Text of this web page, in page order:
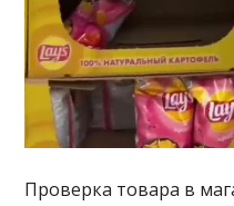
Проверка товара в